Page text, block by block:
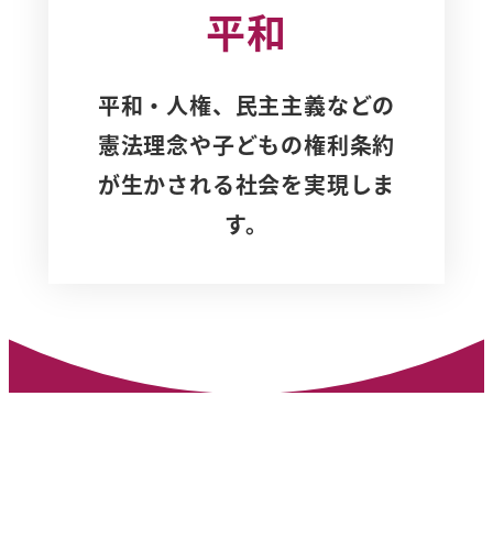
平和
平和・人権、民主主義などの
憲法理念や子どもの権利条約
が生かされる社会を実現しま
す。